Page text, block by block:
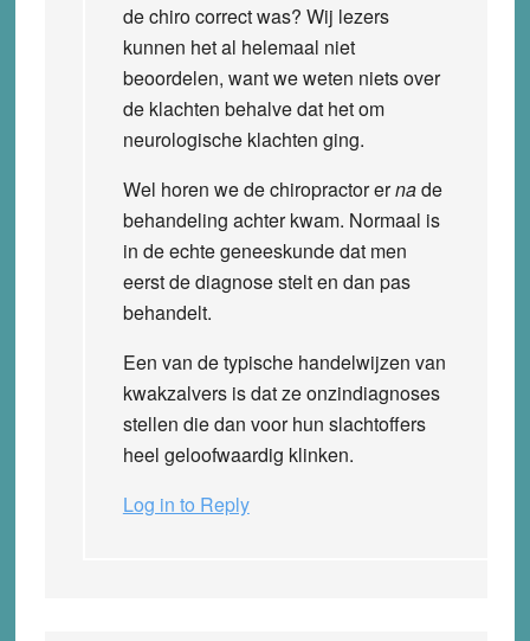
de chiro correct was? Wij lezers
kunnen het al helemaal niet
beoordelen, want we weten niets over
de klachten behalve dat het om
neurologische klachten ging.
Wel horen we de chiropractor ernade
behandeling achter kwam. Normaal is
in de echte geneeskunde dat men
eerst de diagnose stelt en dan pas
behandelt.
Een van de typische handelwijzen van
kwakzalvers is dat ze onzindiagnoses
stellen die dan voor hun slachtoffers
heel geloofwaardig klinken.
Log in to Reply